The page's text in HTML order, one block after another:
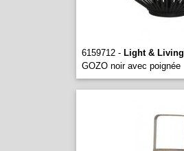
6159712 - Light & Living
GOZO noir avec poignée